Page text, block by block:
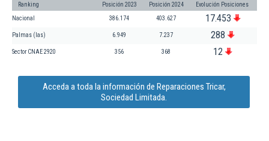
Ranking Posición 2023 Posición 2024 Evolución Posiciones
Nacional 386.174 403.627 17.453
Palmas (las) 6.949 7.237 288
Sector CNAE 2920 356 368 12
Acceda a toda la información de Reparaciones Tricar,
Sociedad Limitada.